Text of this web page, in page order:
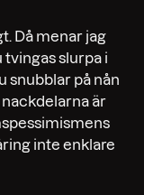
Då menar jag
slurpa i
snubblar på nån
nackdelarna är
inte enklare